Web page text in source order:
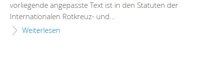
vorliegende angepasste Text ist in den Statuten der
Internationalen Rotkreuz- und...
Weiterlesen